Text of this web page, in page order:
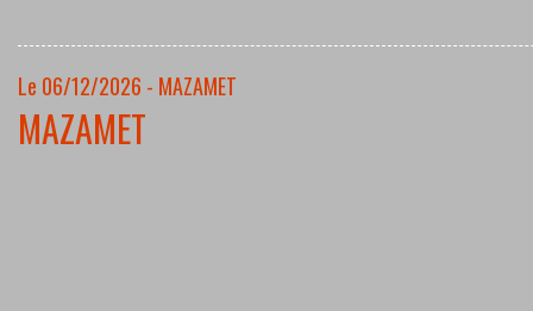
Le 06/12/2026 - MAZAMET
MAZAMET